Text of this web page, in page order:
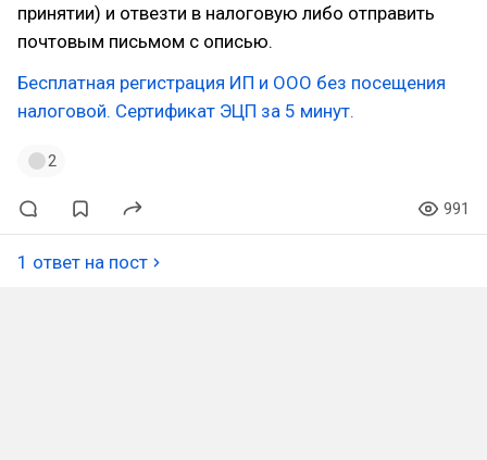
принятии) и отвезти в налоговую либо отправить
почтовым письмом с описью.
Бесплатная регистрация ИП и ООО без посещения
налоговой. Сертификат ЭЦП за 5 минут.
2
991
1 ответ на пост